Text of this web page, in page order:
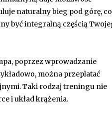
naturalny bieg pod górę, co
być integralną częścią
poprzez wprowadzanie
można przeplatać
Taki rodzaj treningu nie
i układ krążenia.